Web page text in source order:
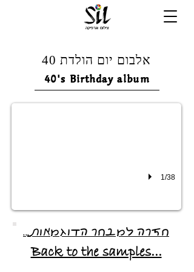
1/38
אלבום יום הולדת 40
Back to the samples...
חזרה למבחר הדוגמאות...
40's Birthday album